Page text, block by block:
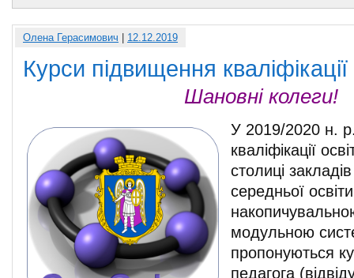
Олена Герасимович 12.12.2019
Курси підвищення кваліфікації
Шановні колеги!
У 2019/2020 н.
кваліфікації
столиці
середньої
модульною
пропонуються
педагога